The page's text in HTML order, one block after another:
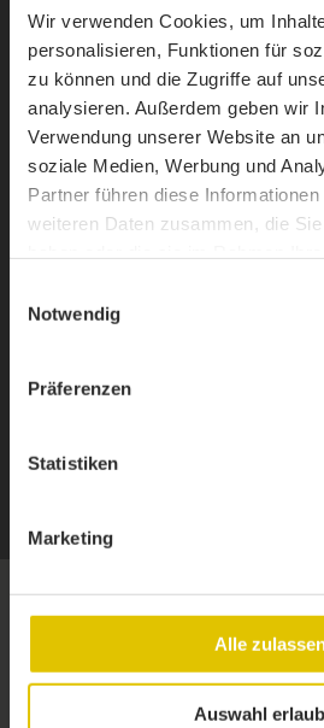
Wir verwenden Cookies, um
personalisieren, Funktionen für
zu können und die Zugriffe auf
analysieren. Außerdem geben wir
Verwendung unserer Website an
soziale Medien, Werbung und
Partner führen diese
weiteren Daten zusammen, die
Notwendig
Präferenzen
Statistiken
Marketing
Alle
Auswahl
unterwerkstatt@atsrauw.com.
LUST AUF EIN